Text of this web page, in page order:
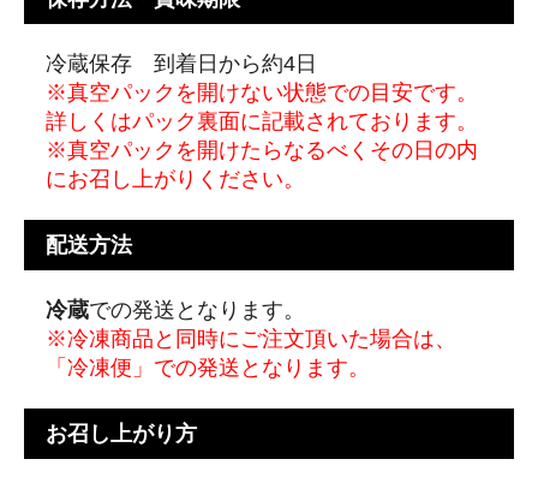
冷蔵保存 到着日から約4日
※真空パックを開けない状態での目安です。
詳しくはパック裏面に記載されております。
※真空パックを開けたらなるべくその日の内
にお召し上がりください。
配送方法
冷蔵での発送となります。
※冷凍商品と同時にご注文頂いた場合は、
「冷凍便」での発送となります。
お召し上がり方